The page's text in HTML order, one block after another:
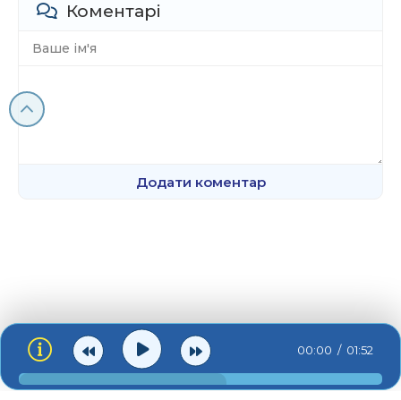
Коментарі
Додати коментар
00:00 01:52